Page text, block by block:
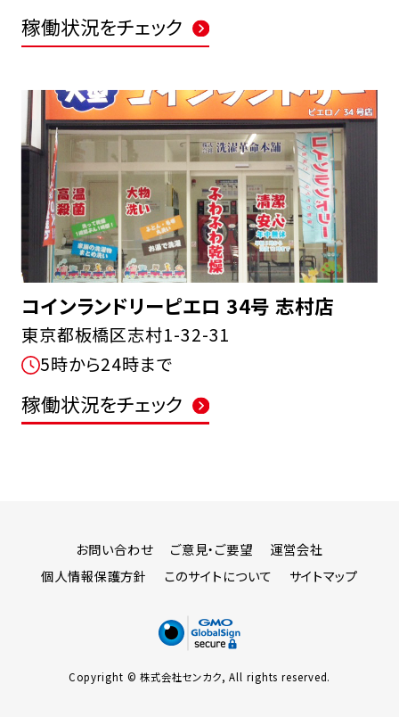
稼働状況をチェック
コインランドリーピエロ 34号 志村店
東京都板橋区志村1-32-31
5時から24時まで
稼働状況をチェック
お問い合わせ ご意見・ご要望
運営会社
個人情報保護方針
このサイトについて サイトマップ
Copyright © 株式会社センカク, All rights reserved.